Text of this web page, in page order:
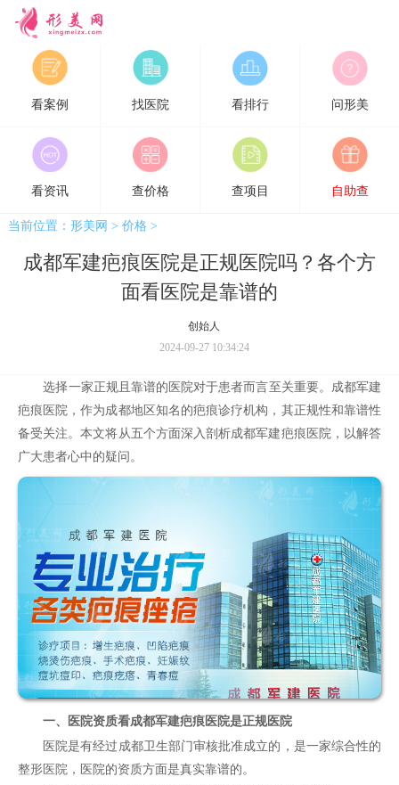
形美网
看案例 找医院 看排行 问形美
看资讯 查价格 查项目 自助查
当前位置： 形美网 > 价格 >
成都军建疤痕医院是正规医院吗？各个方
面看医院是靠谱的
创始人
2024-09-27 10:34:24
选择一家正规且靠谱的医院对于患者而言至关重要。成都军建
疤痕医院，作为成都地区知名的疤痕诊疗机构，其正规性和靠谱性
备受关注。本文将从五个方面深入剖析成都军建疤痕医院，以解答
广大患者心中的疑问。
一、医院资质看成都军建疤痕医院是正规医院
医院是有经过成都卫生部门审核批准成立的，是一家综合性的
整形医院 ，医院的资质方面是真实靠谱的。